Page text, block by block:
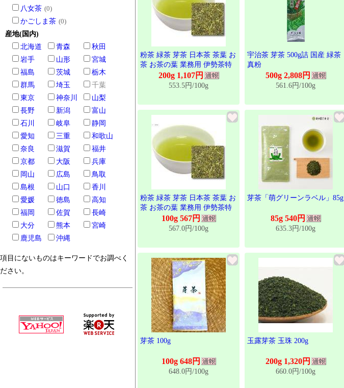
八女茶 (0)
かごしま茶 (0)
産地(国内)
北海道
青森
秋田
岩手
山形
宮城
福島
茨城
栃木
群馬
埼玉
千葉
東京
神奈川
山梨
長野
新潟
富山
石川
岐阜
静岡
愛知
三重
和歌山
奈良
滋賀
福井
京都
大阪
兵庫
岡山
広島
鳥取
島根
山口
香川
愛媛
徳島
高知
福岡
佐賀
長崎
大分
熊本
宮崎
鹿児島
沖縄
項目にないものはキーワードでお調べく
ださい。
粉茶 緑茶 芽茶 日本茶 茶葉 お
茶 お茶の葉 業務用 伊勢茶特
上粉茶 200g
200g 1,107円
553.5円/100g
宇治茶 芽茶 500g詰 国産 緑茶
真粉
500g 2,808円
561.6円/100g
粉茶 緑茶 芽茶 日本茶 茶葉 お
茶 お茶の葉 業務用 伊勢茶特
上粉茶 100g100g 567円
567.0円/100g
芽茶「萌グリーンラベル」85g
85g 540円
635.3円/100g
芽茶 100g
100g 648円
648.0円/100g
玉露芽茶 玉珠 200g
200g 1,320円
660.0円/100g